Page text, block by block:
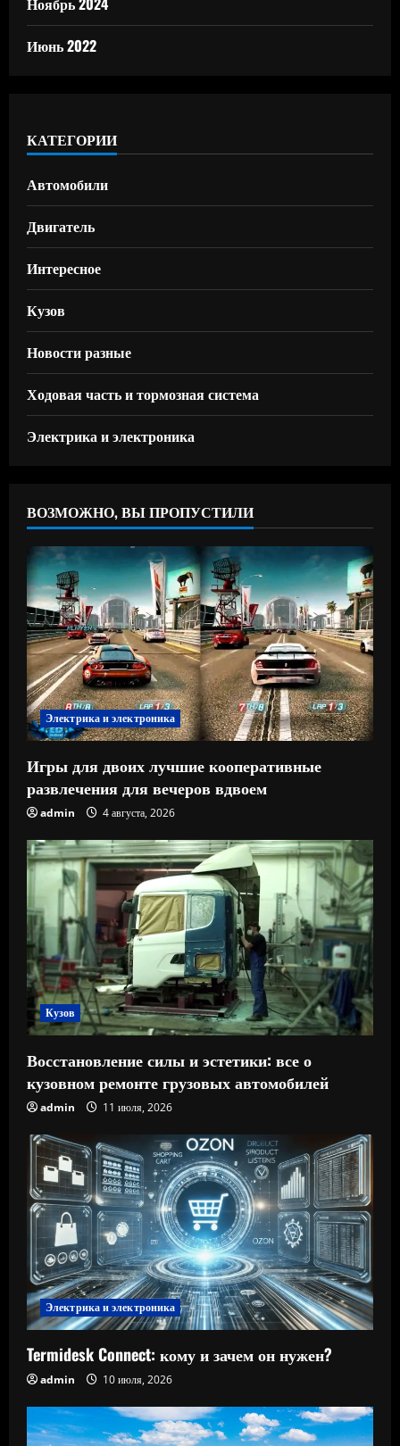
Июнь 2022
КАТЕГОРИИ
Автомобили
Двигатель
Интересное
Кузов
Новости разные
Ходовая часть и тормозная система
Электрика и электроника
ВОЗМОЖНО, ВЫ ПРОПУСТИЛИ
Электрика и электроника
Игры для двоих лучшие кооперативные
развлечения для вечеров вдвоем
admin 4 августа, 2026
Кузов
Восстановление силы и эстетики: все о
кузовном ремонте грузовых автомобилей
admin 11 июля, 2026
Электрика и электроника
Termidesk Connect: кому и зачем он нужен?
admin 10 июля, 2026